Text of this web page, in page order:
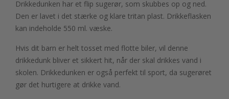
Drikkedunken har et flip sugerør, som skubbes op og ned.
Den er lavet i det stærke og klare tritan plast. Drikkeflasken
kan indeholde 550 ml. væske.
Hvis dit barn er helt tosset med flotte biler, vil denne
drikkedunk bliver et sikkert hit, når der skal drikkes vand i
skolen. Drikkedunken er også perfekt til sport, da sugerøret
gør det hurtigere at drikke vand.